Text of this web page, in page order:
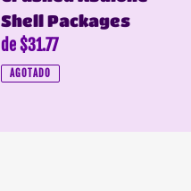
Shell Packages
Precio
habitual
de $31.77
AGOTADO